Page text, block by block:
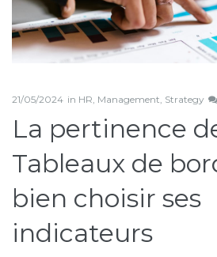
21/05/2024 in HR, Management, Strategy
La pertinence
Tableaux de
bien choisir ses
indicateurs